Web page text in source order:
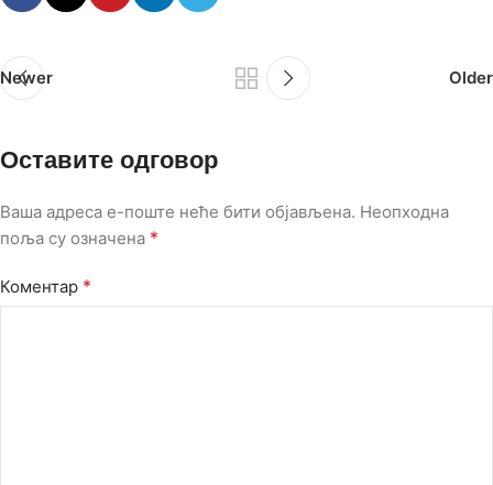
Newer Older
Оставите одговор
Ваша адреса е-поште неће бити објављена. Неопходна
поља су означена *
Коментар *